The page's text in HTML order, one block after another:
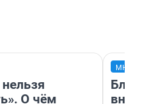
О чём